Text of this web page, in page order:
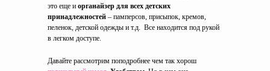
это еще и органайзер для всех детских
принадлежностей – памперсов, присыпок, кремов,
пеленок, детской одежды и т.д. Все находится под рукой
в легком доступе.
Давайте рассмотрим поподробнее чем так хорош